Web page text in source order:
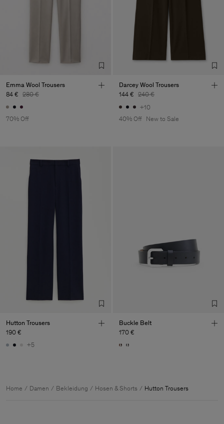
Emma Wool Trousers
84 € 280 €
70% Off
Darcey Wool Trousers
144 € 240 €
+10
40% Off
New to Sale
Hutton Trousers
190 €
+5
Buckle Belt
170 €
Home Damen Bekleidung Hosen & Shorts Hutton Trousers